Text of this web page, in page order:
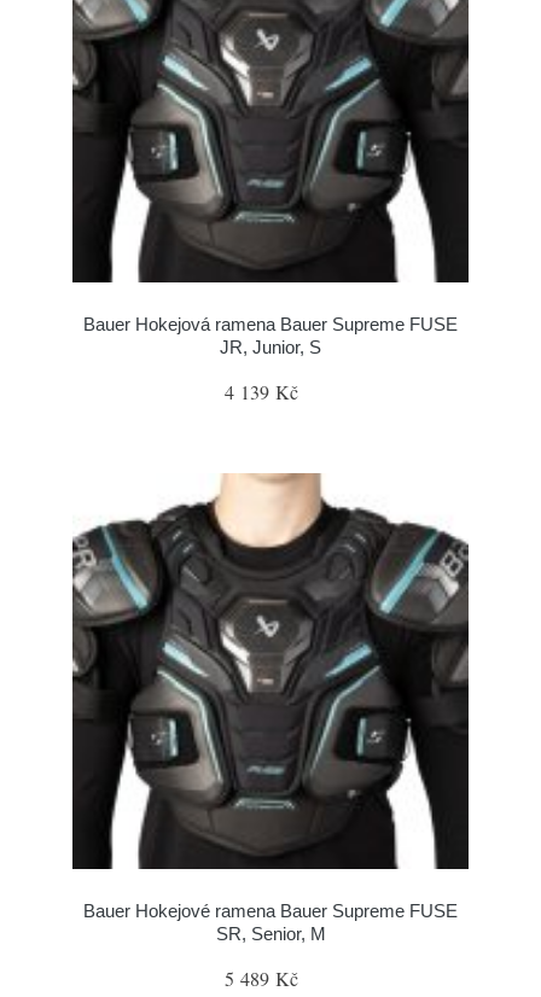
Bauer Hokejová ramena Bauer Supreme FUSE
JR, Junior, S
4 139 Kč
Bauer Hokejové ramena Bauer Supreme FUSE
SR, Senior, M
5 489 Kč